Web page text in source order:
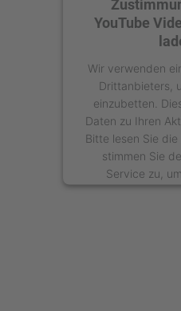
YouTube
Wir verwenden
Drittanbieters,
einzubetten.
Daten zu Ihren
Bitte lesen Sie
stimmen Sie
Service zu,